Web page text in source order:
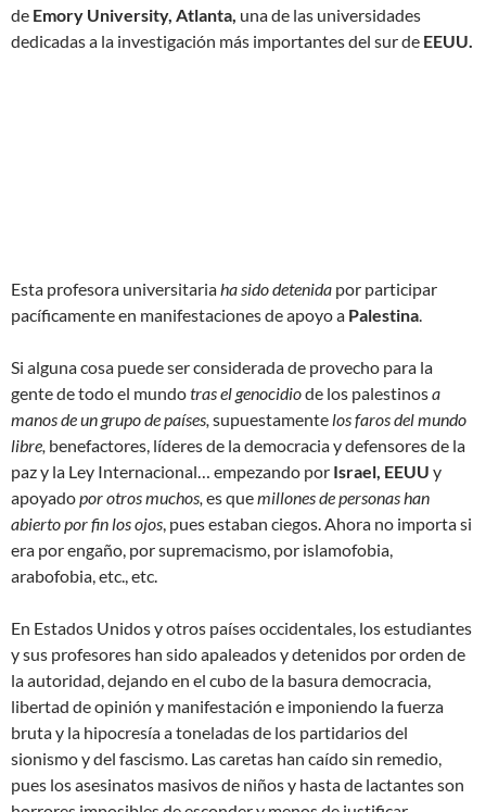
de Emory University, Atlanta, una de las universidades
dedicadas a la investigación más importantes del sur de EEUU.
Esta profesora universitaria ha sido detenida por participar
pacíficamente en manifestaciones de apoyo a Palestina
Si alguna cosa puede ser considerada de provecho para la
gente de todo el mundotras el genocidiode los palestinosa
manos de un grupo de países, supuestamente los faros del mundo
libre, benefactores, líderes de la democracia y defensores de la
paz y la Ley Internacional… empezando por Israel, EEUU y
apoyadopor otros muchos, es quemillones de personas han
abierto por fin los ojos , pues estaban ciegos. Ahora no importa si
era por engaño, por supremacismo, por islamofobia,
arabofobia, etc., etc.
En Estados Unidos y otros países occidentales, los estudiantes
y sus profesores han sido apaleados y detenidos por orden de
la autoridad, dejando en el cubo de la basura democracia,
libertad de opinión y manifestación e imponiendo la fuerza
bruta y la hipocresía a toneladas de los partidarios del
sionismo y del fascismo. Las caretas han caído sin remedio,
pues los asesinatos masivos de niños y hasta de lactantes son